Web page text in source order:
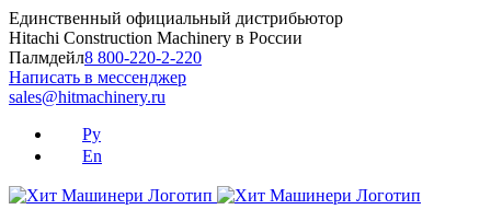
Skip
to
content
Единственный официальный дистрибьютор
Hitachi Construction Machinery в России
Палмдейл8 800-220-2-220
Написать в мессенджер
sales@hitmachinery.ru
Ру
En